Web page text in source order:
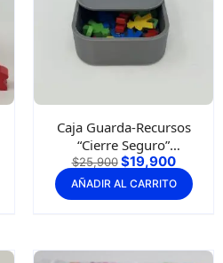
Caja Guarda-Recursos
“Cierre Seguro”
(10×10×4 cm)
$25,900 $19,900
AÑADIR AL CARRITO